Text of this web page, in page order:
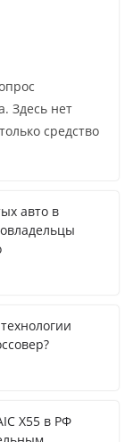
Здесь нет
средство
авто в
X55 в РФ